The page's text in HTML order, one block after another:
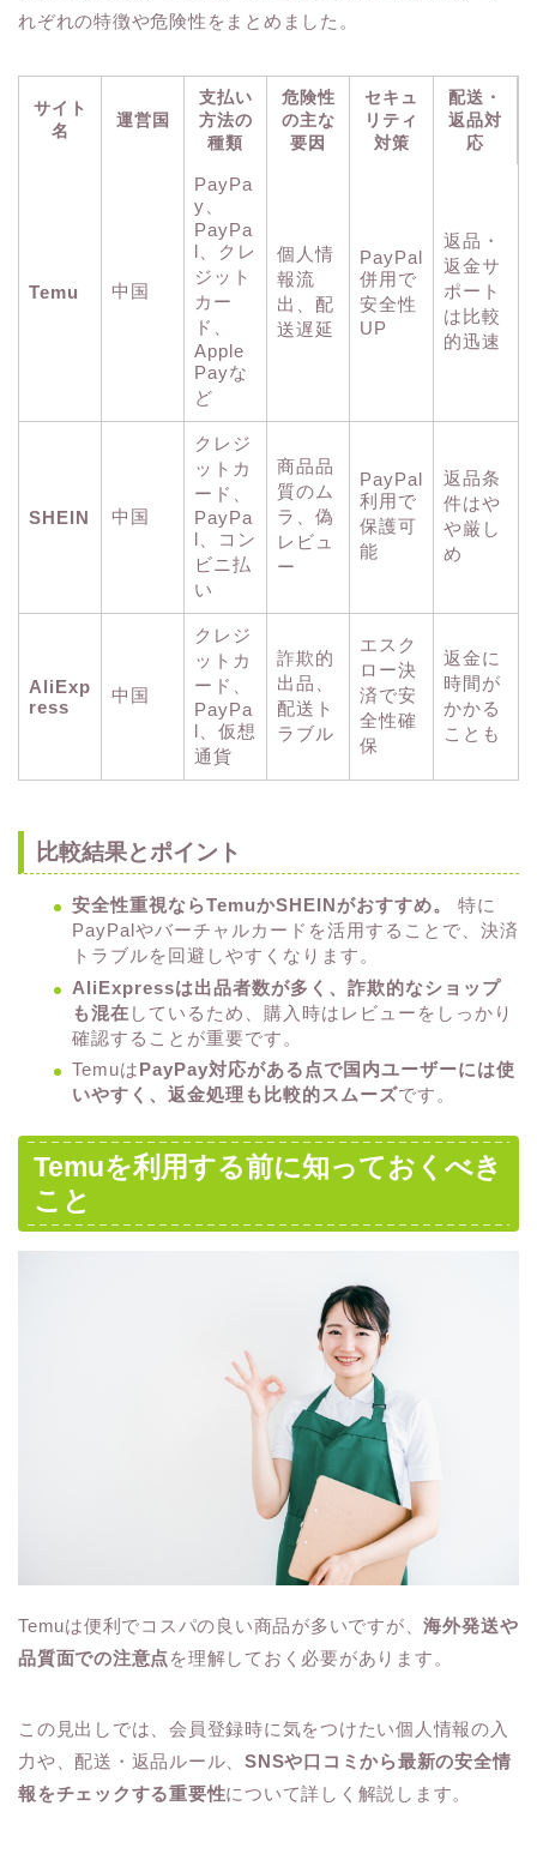
れぞれの特徴や危険性をまとめました。
サイト
名
運営国
支払い
方法の
種類
危険性
の主な
要因
セキュ
リティ
対策
配送・
返品対
応
Temu 中国
PayPa
y、
PayPa
l、クレ
ジット
カー
ド、
Apple
Payな
ど
個人情
報流
出、配
送遅延
PayPal
併用で
安全性
UP
返品・
返金サ
ポート
は比較
的迅速
SHEIN 中国
クレジ
ットカ
ード、
PayPa
l、コン
ビニ払
い
商品品
質のム
ラ、偽
レビュ
ー
PayPal
利用で
保護可
能
返品条
件はや
や厳し
め
AliExp
ress
中国
クレジ
ットカ
ード、
PayPa
l、仮想
通貨
詐欺的
出品、
配送ト
ラブル
エスク
ロー決
済で安
全性確
保
返金に
時間が
かかる
ことも
比較結果とポイント
安全性重視ならTemuかSHEINがおすすめ。
特に
PayPalやバーチャルカードを活用することで、決済
トラブルを回避しやすくなります。
AliExpressは出品者数が多く、詐欺的なショップ
も混在 しているため、購入時はレビューをしっかり
確認することが重要です。
TemuはPayPay対応がある点で国内ユーザーには使
いやすく、返金処理も比較的スムーズです。
Temuを利用する前に知っておくべき
こと
Temuは便利でコスパの良い商品が多いですが、海外発送や
品質面での注意点 を理解しておく必要があります。
この見出しでは、会員登録時に気をつけたい個人情報の入
力や、配送・返品ルール、SNSや口コミから最新の安全情
報をチェックする重要性について詳しく解説します。